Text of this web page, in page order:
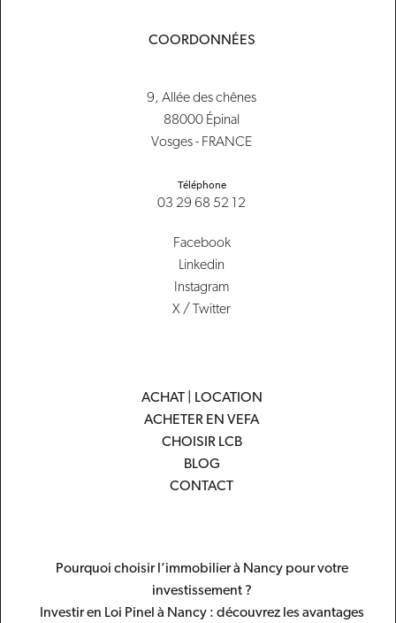
COORDONNÉES
9, Allée des chênes
88000 Épinal
Vosges - FRANCE
Téléphone
03 29 68 52 12
Facebook
Linkedin
Instagram
X / Twitter
ACHAT | LOCATION
ACHETER EN VEFA
CHOISIR LCB
BLOG
CONTACT
Pourquoi choisir l’immobilier à Nancy pour votre
investissement ?
Investir en Loi Pinel à Nancy : découvrez les avantages